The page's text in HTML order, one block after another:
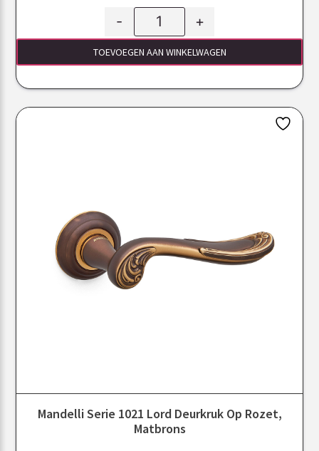
- +
TOEVOEGEN AAN WINKELWAGEN
Mandelli Serie 1021 Lord Deurkruk Op Rozet,
Matbrons